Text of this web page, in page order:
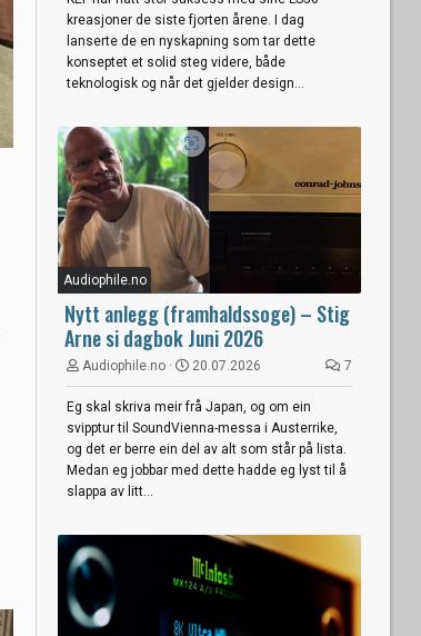
kreasjoner de siste fjorten årene. I dag
lanserte de en nyskapning som tar dette
konseptet et solid steg videre, både
teknologisk og når det gjelder design...
Audiophile.no
Nytt anlegg (framhaldssoge) – Stig
Arne si dagbok Juni 2026
Audiophile.no 20.07.2026 7
Eg skal skriva meir frå Japan, og om ein
svipptur til SoundVienna-messa i Austerrike,
og det er berre ein del av alt som står på lista.
Medan eg jobbar med dette hadde eg lyst til å
slappa av litt...